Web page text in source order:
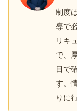
制度
導で
リキ
で、
目で
す。
りに